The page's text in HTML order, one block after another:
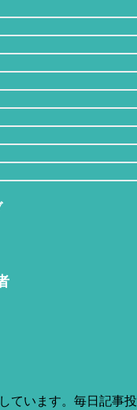
ています。毎日記事
お話です。